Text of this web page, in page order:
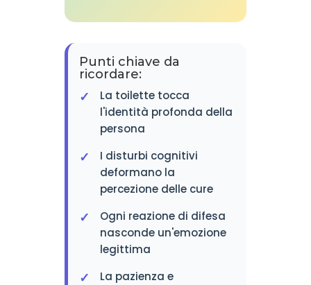
Punti chiave da
ricordare:
La toilette tocca
l'identità profonda della
persona
I disturbi cognitivi
deformano la
percezione delle cure
Ogni reazione di difesa
nasconde un'emozione
legittima
La pazienza e